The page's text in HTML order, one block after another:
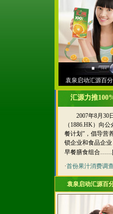
袁泉启动汇源百
汇源力推
2007年8月30日
（1886.HK）向
餐计划”，倡导营
锁企业和食品企
早餐膳食组合
·首份果汁消费调
袁泉启动汇源百